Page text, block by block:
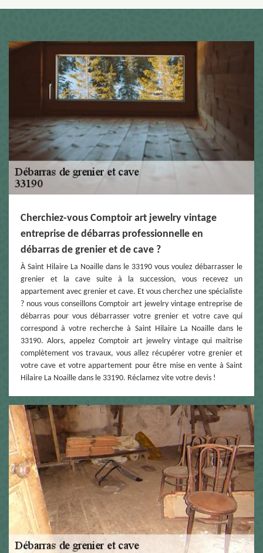
Cherchiez-vous Comptoir art jewelry vintage
entreprise de débarras professionnelle en
débarras de grenier et de cave ?
À Saint Hilaire La Noaille dans le 33190 vous voulez débarrasser le
grenier et la cave suite à la succession, vous recevez un
appartement avec grenier et cave. Et vous cherchez une spécialiste
? nous vous conseillons Comptoir art jewelry vintage entreprise de
débarras pour vous débarrasser votre grenier et votre cave qui
correspond à votre recherche à Saint Hilaire La Noaille dans le
33190. Alors, appelez Comptoir art jewelry vintage qui maitrise
complètement vos travaux, vous allez récupérer votre grenier et
votre cave et votre appartement pour être mise en vente à Saint
Hilaire La Noaille dans le 33190. Réclamez vite votre devis !